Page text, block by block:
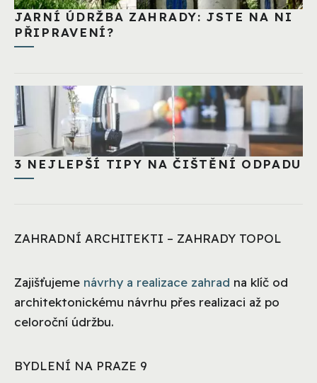
JARNÍ ÚDRŽBA ZAHRADY: JSTE NA NI
PŘIPRAVENÍ?
3 NEJLEPŠÍ TIPY NA ČIŠTĚNÍ ODPADU
ZAHRADNÍ ARCHITEKTI – ZAHRADY TOPOL
Zajišťujeme návrhy a realizace zahrad na klíč od
architektonickému návrhu přes realizaci až po
celoroční údržbu.
BYDLENÍ NA PRAZE 9